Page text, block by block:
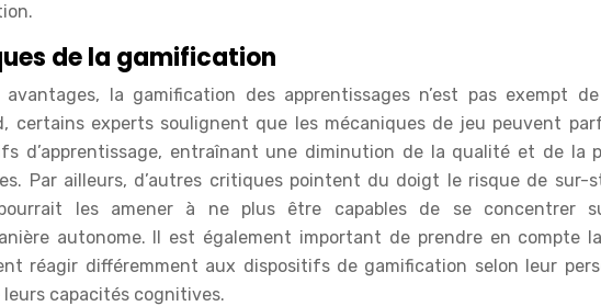
de la gamification
avantages, la gamification des apprentissages n’est pas exempt
certains experts soulignent que les mécaniques de jeu peuvent
d’apprentissage, entraînant une diminution de la qualité et de la
Par ailleurs, d’autres critiques pointent du doigt le risque de sur-
les amener à ne plus être capables de se concentrer
autonome. Il est également important de prendre en compte
réagir différemment aux dispositifs de gamification selon leur
capacités cognitives.